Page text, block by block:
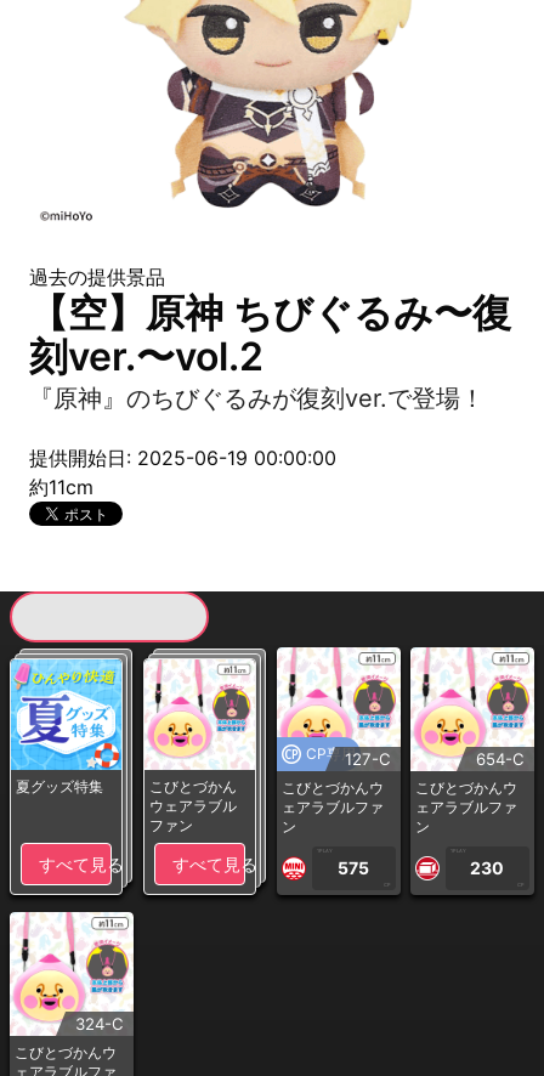
過去の提供景品
【空】原神 ちびぐるみ〜復
刻ver.〜vol.2
『原神』のちびぐるみが復刻ver.で登場！
提供開始日: 2025-06-19 00:00:00
約11cm
夏グッズ特集
すべて見る
こびとづかん
ウェアラブル
ファン
すべて見る
CP専用127-C
こびとづかんウ
ェアラブルファ
ン
1PLAY
575
CP
654-C
こびとづかんウ
ェアラブルファ
ン
1PLAY
230
CP
324-C
こびとづかんウ
ェアラブルファ